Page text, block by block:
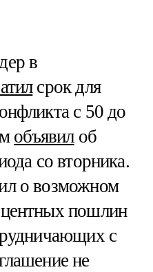
в
срок для
с 50 до
объявилоб
со вторника.
о возможном
пошлин
с
не